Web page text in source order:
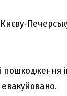
пошкодження
евакуйовано.